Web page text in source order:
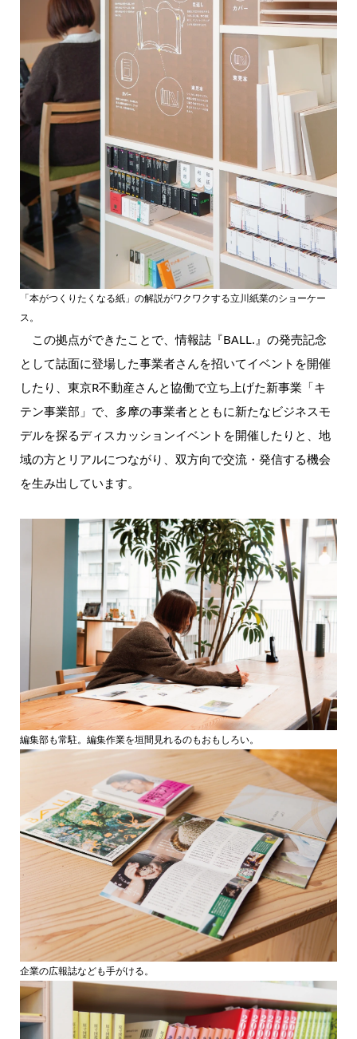
「本がつくりたくなる紙」の解説がワクワクする立川紙業のショーケー
ス。
この拠点ができたことで、情報誌『BALL.』の発売記念
として誌面に登場した事業者さんを招いてイベントを開催
したり、東京R不動産さんと協働で立ち上げた新事業「キ
テン事業部」で、多摩の事業者とともに新たなビジネスモ
デルを探るディスカッションイベントを開催したりと、地
域の方とリアルにつながり、双方向で交流・発信する機会
を生み出しています。
編集部も常駐。編集作業を垣間見れるのもおもしろい。
企業の広報誌なども手がける。